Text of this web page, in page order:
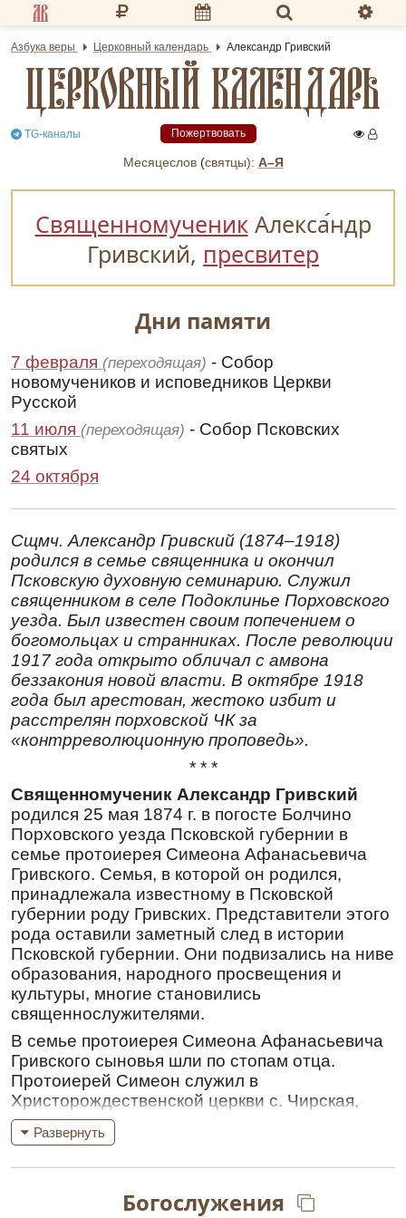
Разделы портала
«Азбука веры»
Гид
Календарь
Молитва
Семья и здоровье
Азбука веры Церковный календарь Александр Гривский
ЦЕРКОВНЫЙ КАЛЕНДАРЬ
TG-каналы Пожертвовать
Месяцеслов(cвятцы): А–Я
СвященномученикАлександр
Гривский, пресвитер
Дни памяти
7 февраля (переходящая) - Собор
новомучеников и исповедников Церкви
Русской
11 июля (переходящая) - Собор Псковских
святых
24 октября
Сщмч. Александр Гривский (1874–1918)
родился в семье священника и окончил
Псковскую духовную семинарию. Служил
священником в селе Подоклинье Порховского
уезда. Был известен своим попечением о
богомольцах и странниках. После революции
1917 года открыто обличал с амвона
беззакония новой власти. В октябре 1918
года был арестован, жестоко избит и
расстрелян порховской ЧК за
«контрреволюционную проповедь».
* * *
Священномученик Александр Гривский
родился 25 мая 1874 г. в погосте Болчино
Порховского уезда Псковской губернии в
семье протоиерея Симеона Афанасьевича
Гривского. Семья, в которой он родился,
принадлежала известному в Псковской
губернии роду Гривских. Представители этого
рода оставили заметный след в истории
Псковской губернии. Они подвизались на ниве
образования, народного просвещения и
культуры, многие становились
священнослужителями.
В семье протоиерея Симеона Афанасьевича
Гривского сыновья шли по стопам отца.
Протоиерей Симеон служил в
Христорождественской церкви с. Чирская,
преподавал Закон Божий и заведовал
церковно-приходской школой. Его сыновья –
Духовную семинарию. После окончания
Развернуть
Богослужения